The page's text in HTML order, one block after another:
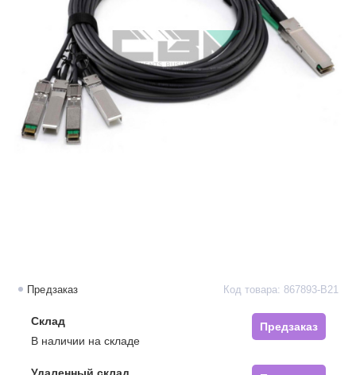
Предзаказ Код товара: 867893-B21
Склад
Предзаказ
В наличии на складе